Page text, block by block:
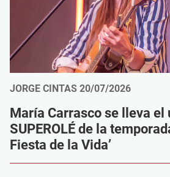
JORGE CINTAS 20/07/2026
María Carrasco se lleva el
SUPEROLÉ de la
Fiesta de la Vida’